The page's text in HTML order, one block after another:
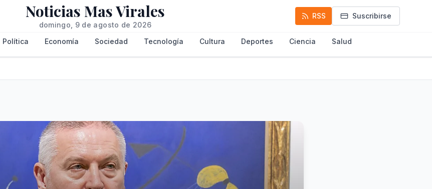
Noticias Mas Virales
domingo, 9 de agosto de 2026
RSS Suscribirse
Política Economía Sociedad Tecnología Cultura Deportes Ciencia Salud